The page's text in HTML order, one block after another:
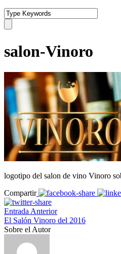
salon-Vinoro
logotipo del salon de vino Vinoro
Compartir
Entrada Anterior
El Salón Vinoro del 2016
Sobre el Autor